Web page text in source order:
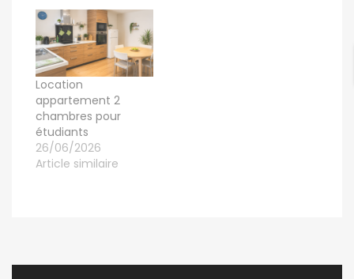
Location
appartement 2
chambres pour
étudiants
26/06/2026
Article similaire